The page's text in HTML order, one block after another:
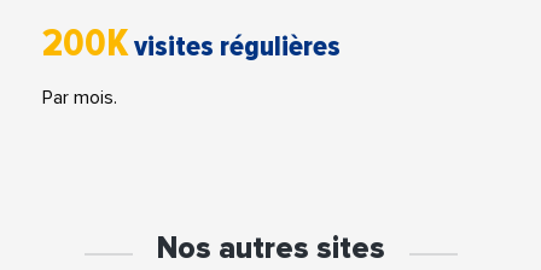
200Kvisites régulières
Par mois.
Nos autres sites